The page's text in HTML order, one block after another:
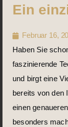
Ein
Februar 16,
Haben Sie
faszinierende
und birgt eine
bereits von den
einen
besonders